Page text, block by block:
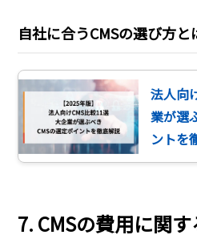
自社に合うCMSの選び方と
法人向
業が選
ントを
7. CMSの費用に関